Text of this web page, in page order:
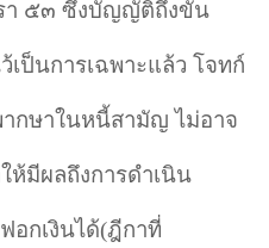
า ๕๓ ซึ่งบัญญัติถึงขั้น
เป็นการเฉพาะแล้ว โจทก์
กษาในหนี้สามัญ ไม่อาจ
ห้มีผลถึงการดำเนิน
อกเงินได้(ฎีกาที่